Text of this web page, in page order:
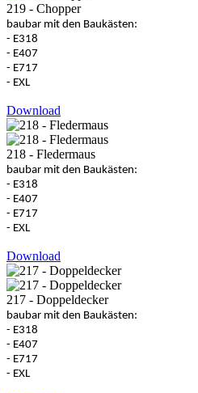
219 - Chopper
baubar mit den Baukästen:
- E318
- E407
- E717
- EXL
Download
218 - Fledermaus
baubar mit den Baukästen:
- E318
- E407
- E717
- EXL
Download
217 - Doppeldecker
baubar mit den Baukästen:
- E318
- E407
- E717
- EXL